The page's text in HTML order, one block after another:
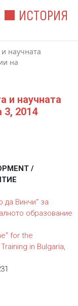
ИСТОРИЯ
научната
на
и научната
3, 2014
/
да Винчи“ за
образование
for the
in Bulgaria,